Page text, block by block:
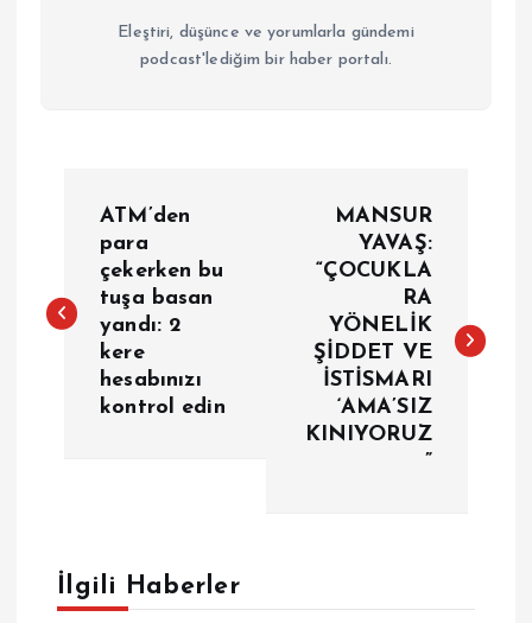
Eleştiri, düşünce ve yorumlarla gündemi
podcast'lediğim bir haber portalı.
z
ATM’den
para
çekerken bu
tuşa basan
yandı: 2
kere
hesabınızı
kontrol edin
MANSUR
YAVAŞ:
“ÇOCUKLA
RA
YÖNELİK
ŞİDDET VE
İSTİSMARI
‘AMA’SIZ
KINIYORUZ
”
İlgili Haberler